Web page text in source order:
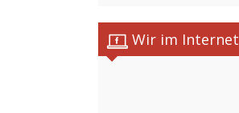
Wir im Internet